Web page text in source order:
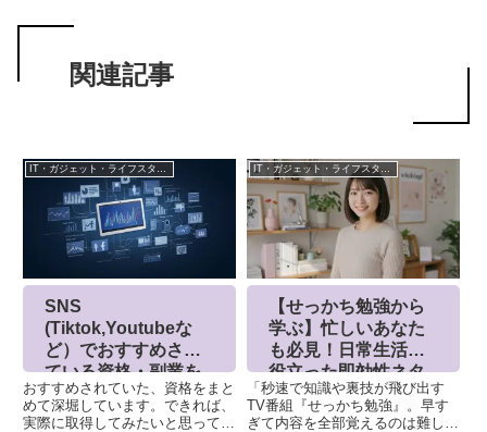
関連記事
SNS
(Tiktok,Youtubeな
ど）でおすすめされ
ている資格・副業を
まとめる 常に更新
おすすめされていた、資格をまと
めて深堀しています。できれば、
実際に取得してみたいと思ってい
【せっかち勉強から
学ぶ】忙しいあなた
も必見！日常生活で
役立った即効性ネタ
集
「秒速で知識や裏技が飛び出す
TV番組『せっかち勉強』。早す
ぎて内容を全部覚えるのは難しい